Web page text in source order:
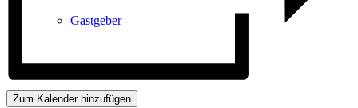
Gastgeber
Gesundheit
Zum Kalender hinzufügen